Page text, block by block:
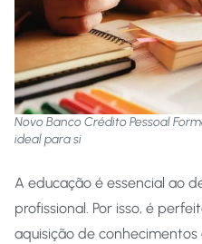
Novo Banco Crédito Pessoal
ideal para si
A educação é essencial ao
profissional. Por isso, é
aquisição de conhecimentos